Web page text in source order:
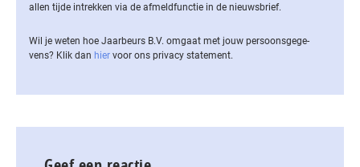
allen tijde intrekken via de af­meld­func­tie in de nieuwsbrief.
Wil je weten hoe Jaarbeurs B.V. omgaat met jouw per­soons­ge­ge­
vens? Klik dan hier voor ons privacy statement.